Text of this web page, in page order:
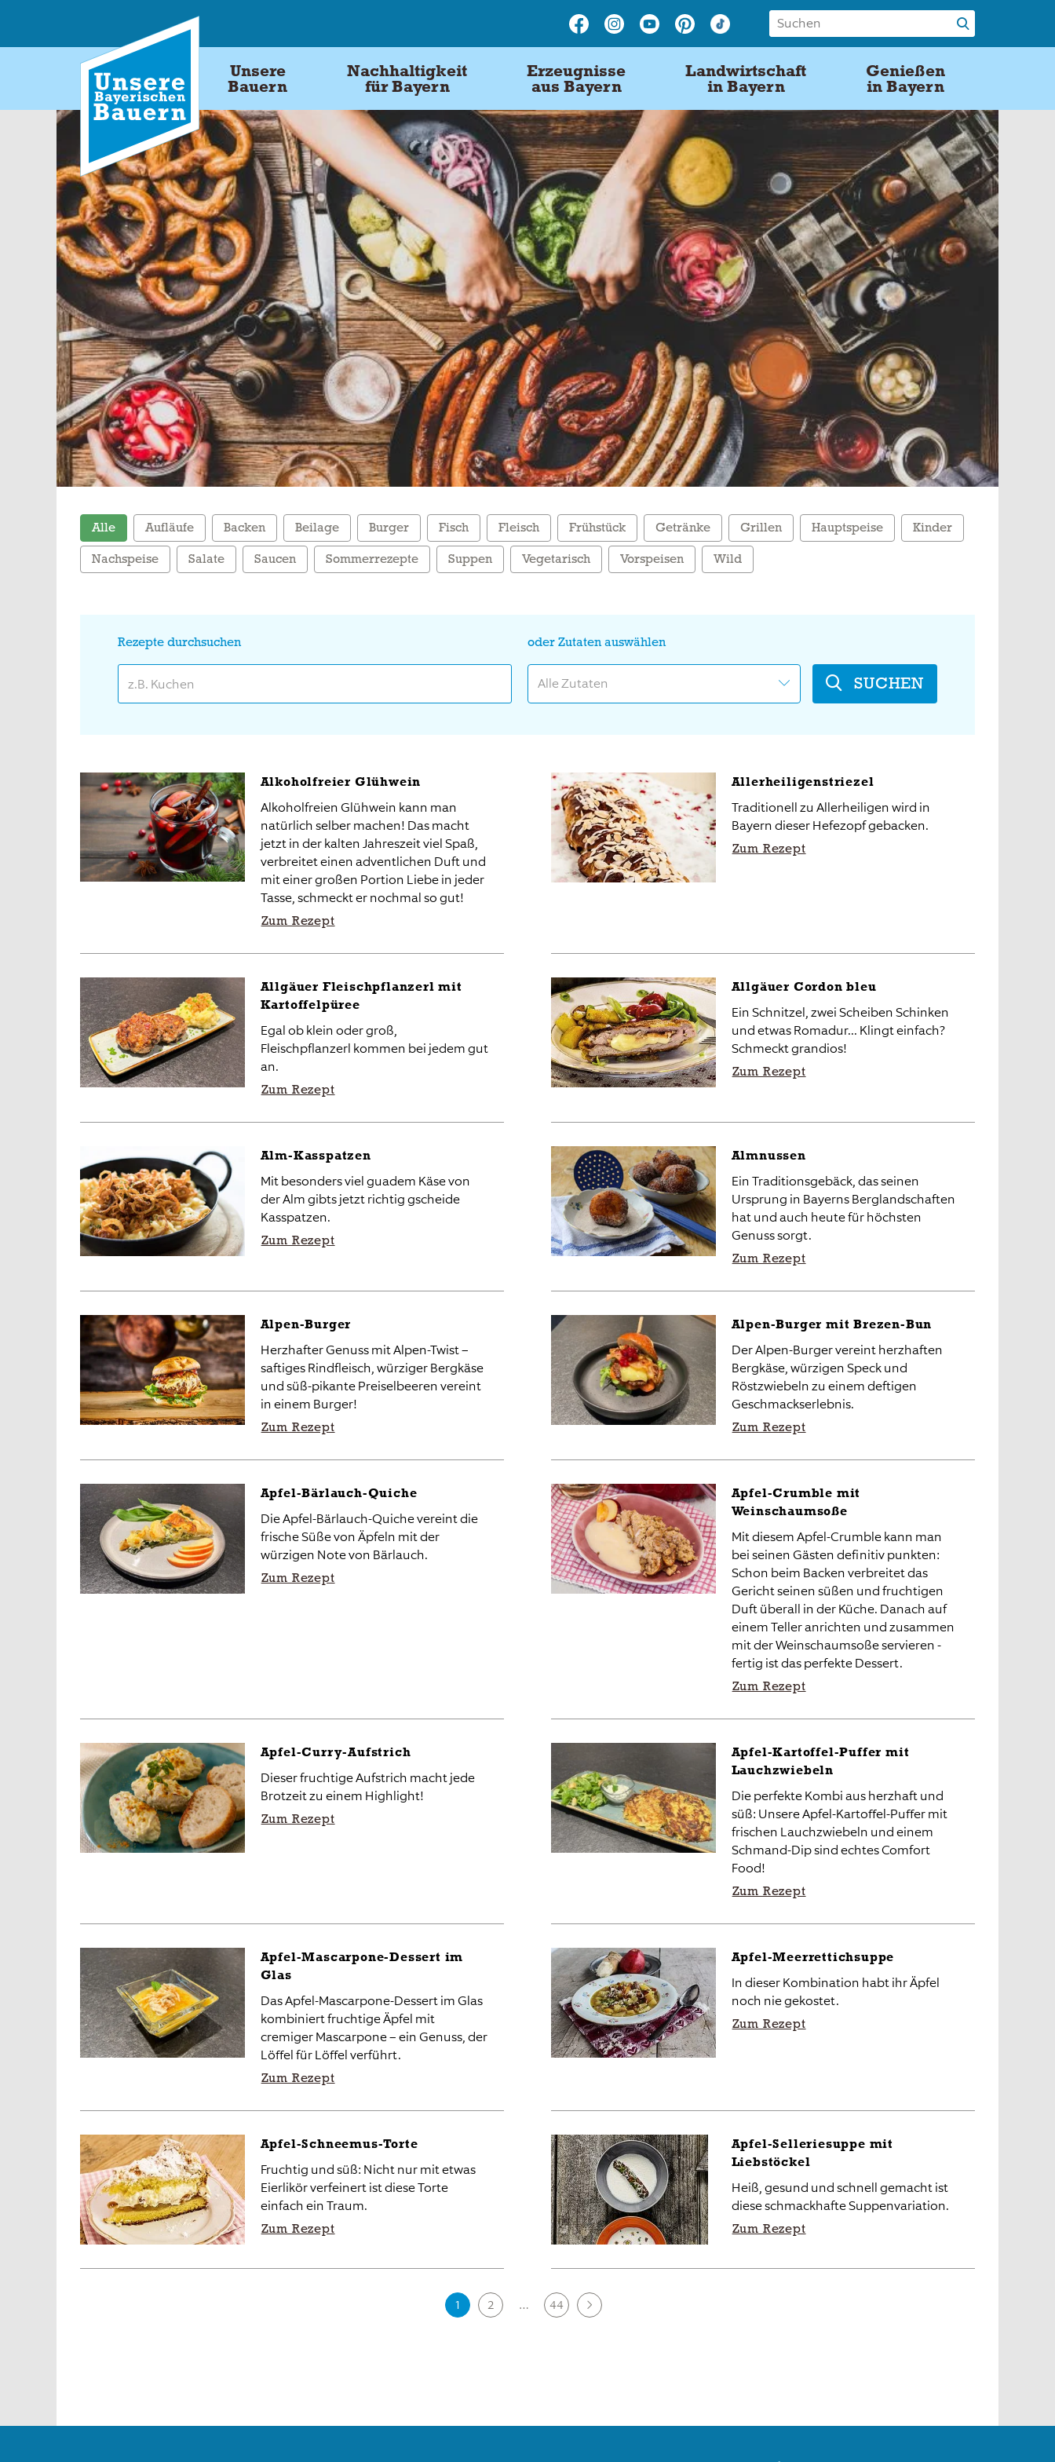
content
Unsere
Bauern
Nachhaltigkeit
für Bayern
Erzeugnisse
aus Bayern
Landwirtschaft
in Bayern
Genießen
in Bayern
Alle Aufläufe Backen Beilage Burger Fisch Fleisch Frühstück Getränke Grillen Hauptspeise Kinder
Nachspeise Salate Saucen Sommerrezepte Suppen Vegetarisch Vorspeisen Wild
Rezepte durchsuchen oder Zutaten auswählen
Alle Zutaten SUCHEN
Alkoholfreier Glühwein
Alkoholfreien Glühwein kann man
natürlich selber machen! Das macht
jetzt in der kalten Jahreszeit viel Spaß,
verbreitet einen adventlichen Duft und
mit einer großen Portion Liebe in jeder
Tasse, schmeckt er nochmal so gut!
Zum Rezept
Allerheiligenstriezel
Traditionell zu Allerheiligen wird in
Bayern dieser Hefezopf gebacken.
Zum Rezept
Allgäuer Fleischpflanzerl mit
Kartoffelpüree
Egal ob klein oder groß,
Fleischpflanzerl kommen bei jedem gut
an.
Zum Rezept
Allgäuer Cordon bleu
Ein Schnitzel, zwei Scheiben Schinken
und etwas Romadur... Klingt einfach?
Schmeckt grandios!
Zum Rezept
Alm-Kasspatzen
Mit besonders viel guadem Käse von
der Alm gibts jetzt richtig gscheide
Kasspatzen.
Zum Rezept
Almnussen
Ein Traditionsgebäck, das seinen
Ursprung in Bayerns Berglandschaften
hat und auch heute für höchsten
Genuss sorgt.
Zum Rezept
Alpen-Burger
Herzhafter Genuss mit Alpen-Twist –
saftiges Rindfleisch, würziger Bergkäse
und süß-pikante Preiselbeeren vereint
in einem Burger!
Zum Rezept
Alpen-Burger mit Brezen-Bun
Der Alpen-Burger vereint herzhaften
Bergkäse, würzigen Speck und
Röstzwiebeln zu einem deftigen
Geschmackserlebnis.
Zum Rezept
Apfel-Bärlauch-Quiche
Die Apfel-Bärlauch-Quiche vereint die
frische Süße von Äpfeln mit der
würzigen Note von Bärlauch.
Zum Rezept
Apfel-Crumble mit
Weinschaumsoße
Mit diesem Apfel-Crumble kann man
bei seinen Gästen definitiv punkten:
Schon beim Backen verbreitet das
Gericht seinen süßen und fruchtigen
Duft überall in der Küche. Danach auf
einem Teller anrichten und zusammen
mit der Weinschaumsoße servieren -
fertig ist das perfekte Dessert.
Zum Rezept
Apfel-Curry-Aufstrich
Dieser fruchtige Aufstrich macht jede
Brotzeit zu einem Highlight!
Zum Rezept
Apfel-Kartoffel-Puffer mit
Lauchzwiebeln
Die perfekte Kombi aus herzhaft und
süß: Unsere Apfel-Kartoffel-Puffer mit
frischen Lauchzwiebeln und einem
Schmand-Dip sind echtes Comfort
Food!
Zum Rezept
Apfel-Mascarpone​-Dessert im
Glas
Das Apfel-Mascarpone-Dessert im Glas
kombiniert fruchtige Äpfel mit
cremiger Mascarpone – ein Genuss, der
Löffel für Löffel verführt.
Zum Rezept
Apfel-Meerrettichsuppe
In dieser Kombination habt ihr Äpfel
noch nie gekostet.
Zum Rezept
Apfel-Schneemus-Torte
Fruchtig und süß: Nicht nur mit etwas
Eierlikör verfeinert ist diese Torte
einfach ein Traum.
Zum Rezept
Apfel-Selleriesuppe mit
Liebstöckel
Heiß, gesund und schnell gemacht ist
diese schmackhafte Suppenvariation.
Zum Rezept
1 2 … 44